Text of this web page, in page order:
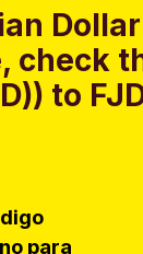
check
to
para